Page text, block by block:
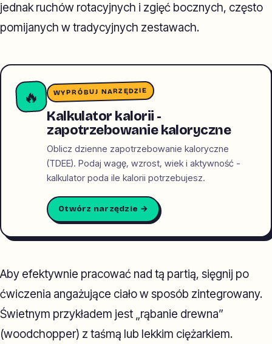
jednak ruchów rotacyjnych i zgięć bocznych, często
pomijanych w tradycyjnych zestawach.
🔥 WYPRÓBUJ NARZĘDZIE
Kalkulator kalorii -
zapotrzebowanie kaloryczne
Oblicz dzienne zapotrzebowanie kaloryczne
(TDEE). Podaj wagę, wzrost, wiek i aktywność -
kalkulator poda ile kalorii potrzebujesz.
Otwórz narzędzie →
Aby efektywnie pracować nad tą partią, sięgnij po
ćwiczenia angażujące ciało w sposób zintegrowany.
Świetnym przykładem jest „rąbanie drewna”
(woodchopper) z taśmą lub lekkim ciężarkiem.